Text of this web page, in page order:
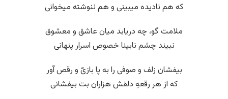
که هم نادیده میبینی و هم ننوشته میخوانی
ملامت گو، چه دریابد میان عاشق و معشوق
نبیند چشم نابینا خصوص اسرار پنهانی
بیفشان زلف و صوفی را به پا بازیّ و رقص آور
که از هر رقعهِ دلقش هزاران بت بیفشانی